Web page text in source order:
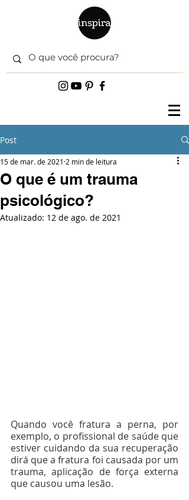
Post
O que é um trauma
psicológico?
15 de mar. de 2021 2 min de leitura
Atualizado: 12 de ago. de 2021
Quando você fratura a perna, por
exemplo, o profissional de saúde que
estiver cuidando da sua recuperação
dirá que a fratura foi causada por um
trauma, aplicação de força externa
que causou uma lesão.